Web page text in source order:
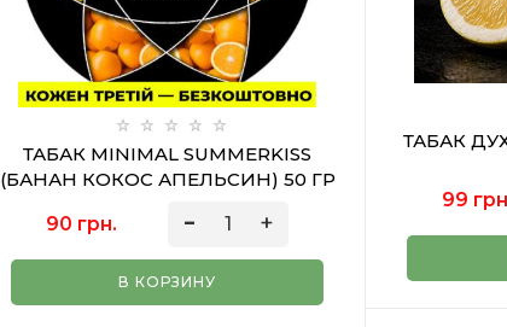
ТАБАК MINIMAL SUMMERKISS
(БАНАН КОКОС АПЕЛЬСИН) 50 ГР
90 грн.
В КОРЗИНУ
ТАБАК
99